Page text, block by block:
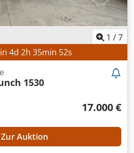
1 /7
4d 2h 35min 50s
1530
17.000 €
Zur Auktion